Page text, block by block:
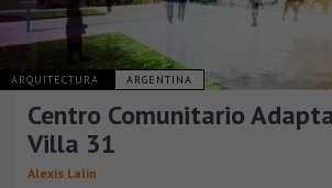
ARQUITECTURA ARGENTINA
Centro Comunitario
Villa 31
Alexis Lalin